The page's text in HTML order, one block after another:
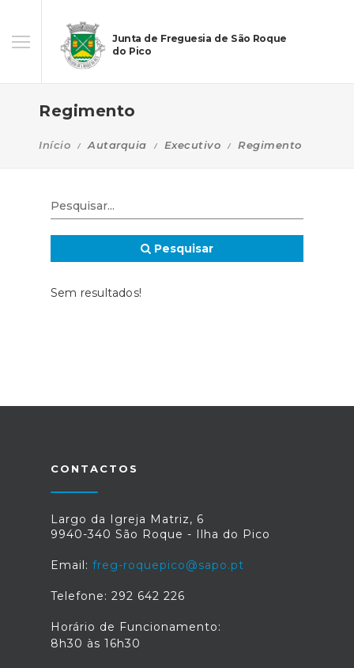
Junta de Freguesia de São Roque
do Pico
Regimento
Início Autarquia Executivo Regimento
Pesquisar
Sem resultados!
CONTACTOS
Largo da Igreja Matriz, 6
9940-340 São Roque - Ilha do Pico
Email: freg-roquepico@sapo.pt
Telefone: 292 642 226
Horário de Funcionamento:
8h30 às 16h30